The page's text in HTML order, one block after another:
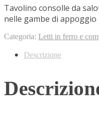
Su di Noi
La nostra
Processo
Tecnologia
Tavolino consolle da
nelle gambe di
Categoria: Letti in ferro e
Descrizione